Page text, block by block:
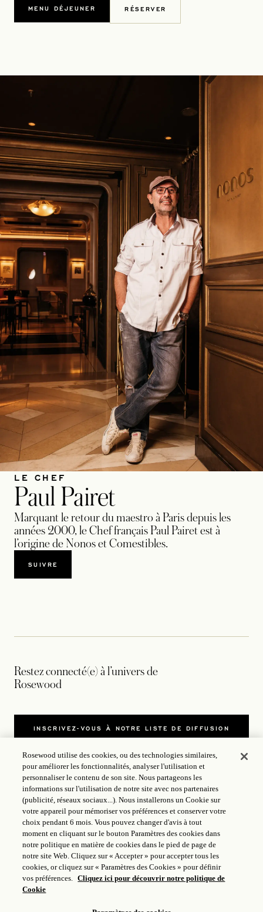
MENU DÉJEUNERS’OUVRE DANS UN NOUVEL ONGLET
RÉSERVERS’OUVRE DANS UN NOUVEL
LE CHEF
Paul Pairet
Marquant le retour du maestro à Paris depuis les
années 2000, le Chef français Paul Pairet est à
l’origine de Nonos et Comestibles.
SUIVRE
Restez connecté(e) à l’univers de
Rosewood
INSCRIVEZ-VOUS À NOTRE LISTE DE DIFFUSION
NOUS CONTACTER
L’UNIVERS DE ROSEWOOD
SUIVEZ-NOUS
CONDITIONS
Rosewood utilise des cookies, ou des technologies similaires,
pour améliorer les fonctionnalités, analyser l'utilisation et
personnaliser le contenu de son site. Nous partageons les
informations sur l'utilisation de notre site avec nos partenaires
(publicité, réseaux sociaux...). Nous installerons un Cookie sur
votre appareil pour mémoriser vos préférences et conserver votre
choix pendant 6 mois. Vous pouvez changer d'avis à tout
moment en cliquant sur le bouton Paramètres des cookies dans
notre politique en matière de cookies dans le pied de page de
notre site Web. Cliquez sur « Accepter » pour accepter tous les
cookies, or cliquez sur « Paramètres des Cookies » pour définir
vos préférences. Cliquez ici pour découvrir notre politique de
Cookie